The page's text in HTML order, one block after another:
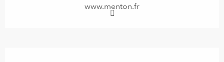
www.menton.fr